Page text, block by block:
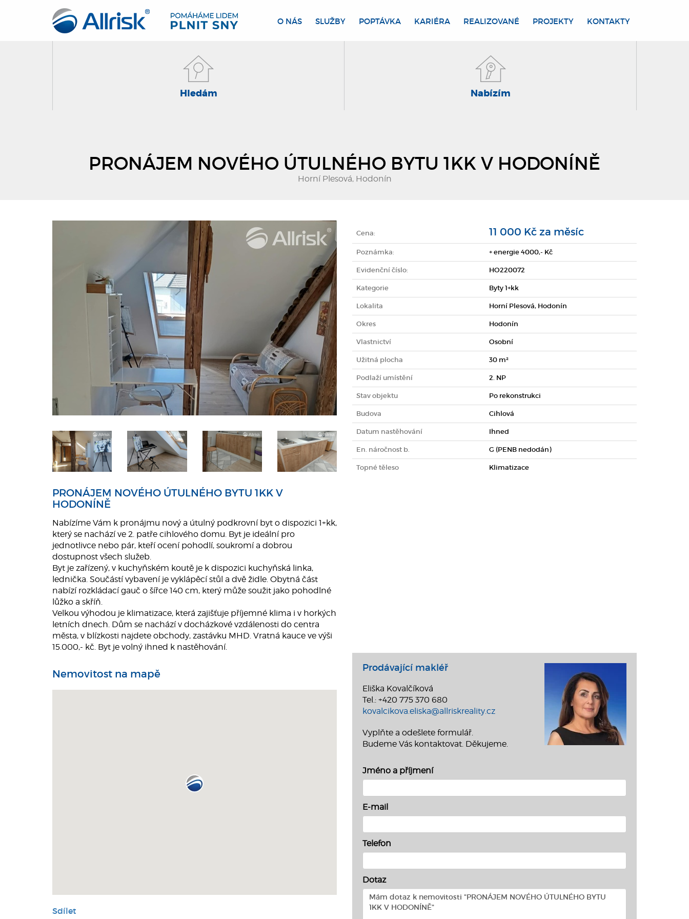
O NÁS SLUŽBY POPTÁVKA KARIÉRA REALIZOVANÉ PROJEKTY KONTAKTY
Hledám Nabízím
PRONÁJEM NOVÉHO ÚTULNÉHO BYTU 1KK V HODONÍNĚ
Horní Plesová, Hodonín
PRONÁJEM NOVÉHO ÚTULNÉHO BYTU 1KK V
HODONÍNĚ
Nabízíme Vám k pronájmu nový a útulný podkrovní byt o dispozici 1+kk,
který se nachází ve 2. patře cihlového domu. Byt je ideální pro
jednotlivce nebo pár, kteří ocení pohodlí, soukromí a dobrou
dostupnost všech služeb.
Byt je zařízený, v kuchyňském koutě je k dispozici kuchyňská linka,
lednička. Součástí vybavení je vyklápěcí stůl a dvě židle. Obytná část
nabízí rozkládací gauč o šířce 140 cm, který může soužit jako pohodlné
lůžko a skříň.
Velkou výhodou je klimatizace, která zajišťuje příjemné klima i v horkých
letních dnech. Dům se nachází v docházkové vzdálenosti do centra
města, v blízkosti najdete obchody, zastávku MHD. Vratná kauce ve výši
15.000,- kč. Byt je volný ihned k nastěhování.
Cena: 11 000 Kč za měsíc
Poznámka: + energie 4000,- Kč
Evidenční číslo: HO220072
Kategorie Byty 1+kk
Lokalita Horní Plesová, Hodonín
Okres Hodonín
Vlastnictví Osobní
Užitná plocha 30 m²
Podlaží umístění 2. NP
Stav objektu Po rekonstrukci
Budova Cihlová
Datum nastěhování Ihned
En. náročnost b. G (PENB nedodán)
Topné těleso Klimatizace
Nemovitost na mapě
Sdílet
Prodávající makléř
Eliška Kovalčíková
Tel.: +420 775 370 680
kovalcikova.eliska@allriskreality.cz
Vyplňte a odešlete formulář.
Budeme Vás kontaktovat. Děkujeme.
Jméno a příjmení
E-mail
Telefon
Dotaz